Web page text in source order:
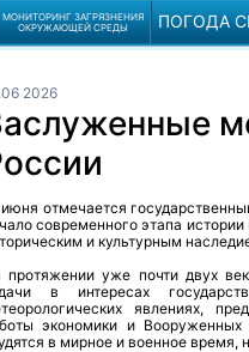
МОНИТОРИНГ ЗАГРЯЗНЕНИЯ
ОКРУЖАЮЩЕЙ СРЕДЫ
ПОГОДА
2026
июня отмечается
современного этапа
и культурным
протяжении уже почти двух
в интересах
явлениях,
экономики и
в мирное и военное время,